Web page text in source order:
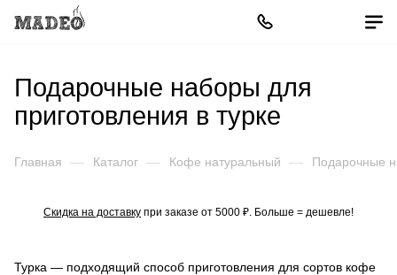
Подарочные наборы для
приготовления в турке
Главная — Каталог — Кофе натуральный — Подарочные
Скидка на доставку при заказе от 5000 ₽. Больше = дешевле!
Турка — подходящий способ приготовления для сортов кофе